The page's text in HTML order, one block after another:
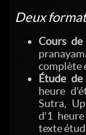
Deux
Cours
complète
Étude
heure
Sutra,
d'1
texte